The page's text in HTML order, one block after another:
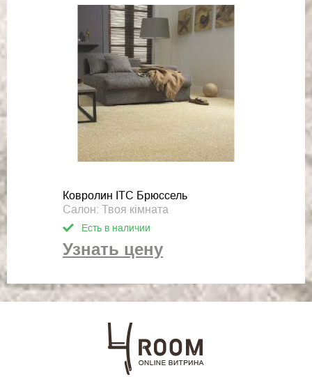
Ковролин ITC Брюссель
Салон: Твоя кімната
Есть в наличии
Узнать цену